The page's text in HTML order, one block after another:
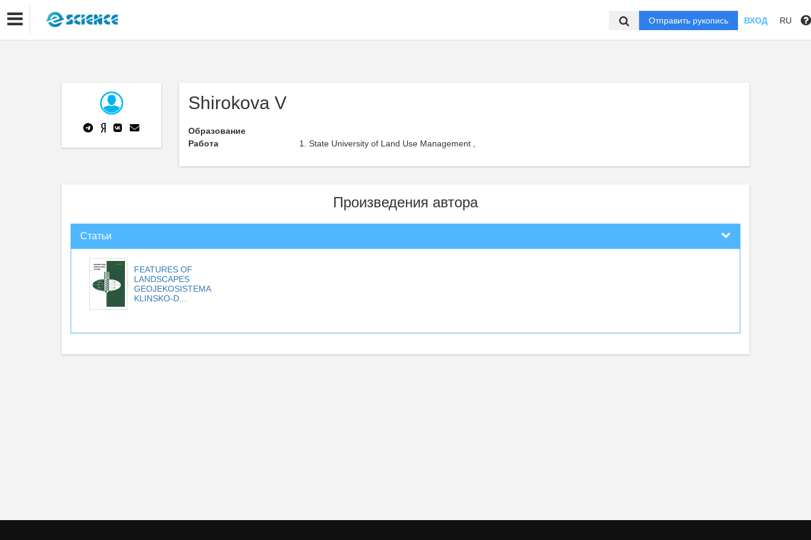
Отправить рукопись ВХОД RU
Shirokova V
Образование
Работа
State University of Land Use Management ,
Произведения автора
Статьи
FEATURES OF
LANDSCAPES
GEOJEKOSISTEMA
KLINSKO-D...